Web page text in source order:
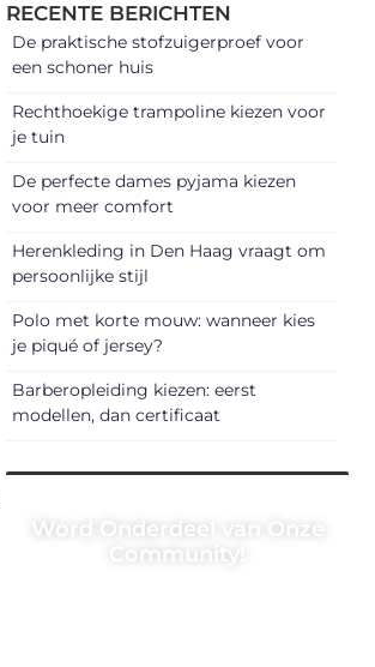
RECENTE BERICHTEN
De praktische stofzuigerproef voor
een schoner huis
Rechthoekige trampoline kiezen voor
je tuin
De perfecte dames pyjama kiezen
voor meer comfort
Herenkleding in Den Haag vraagt om
persoonlijke stijl
Polo met korte mouw: wanneer kies
je piqué of jersey?
Barberopleiding kiezen: eerst
modellen, dan certificaat
Word Onderdeel van Onze
Community!